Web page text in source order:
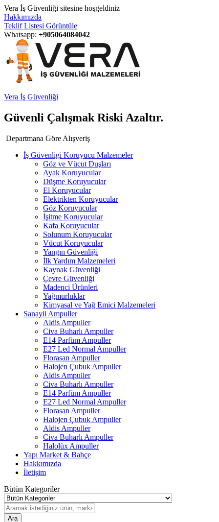
Vera İş Güvenliği sitesine hoşgeldiniz
Hakkımızda
Teklif Listesi Görüntüle
Whatsapp: +905064084042
Vera İş Güvenliği
Güvenli Çalışmak Riski Azaltır.
Departmana Göre Alışveriş
İş Güvenligi Koruyucu Malzemeler
Göz ve Vücut Duşları
Ayak Koruyucular
Düşme Koruyucular
El Koruyucular
Elektrikten Koruyucular
Göz Koruyucular
İşitme Koruyucular
Kafa Koruyucular
Solunum Koruyucular
Vücut Koruyucular
Yangın Güvenliği
İlk Yardım Malzemeleri
Kaynak Güvenliği
Çevre Güvenliği
Madenci Ürünleri
Yağmurluklar
Kimyasal ve Yağ Emici Malzemeleri
Sanayii Ampuller
Aldis Ampuller
Civa Buharlı Ampuller
E14 Parfüm Ampuller
E27 Led Normal Ampuller
Florasan Ampuller
Halojen Çubuk Ampuller
Aldis Ampuller
Civa Buharlı Ampuller
E14 Parfüm Ampuller
E27 Led Normal Ampuller
Florasan Ampuller
Halojen Çubuk Ampuller
Aldis Ampuller
Civa Buharlı Ampuller
Halolüx Ampuller
Yapı Market & Bahçe
Hakkımızda
İletişim
Bütün Kategoriler
Ara